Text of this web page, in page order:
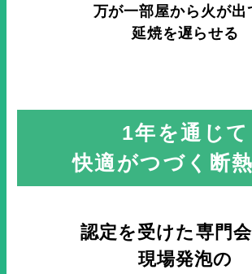
万が一部屋から火が出
延焼を遅らせる
1年を通じて
快適がつづく断
認定を受けた専門
現場発泡の